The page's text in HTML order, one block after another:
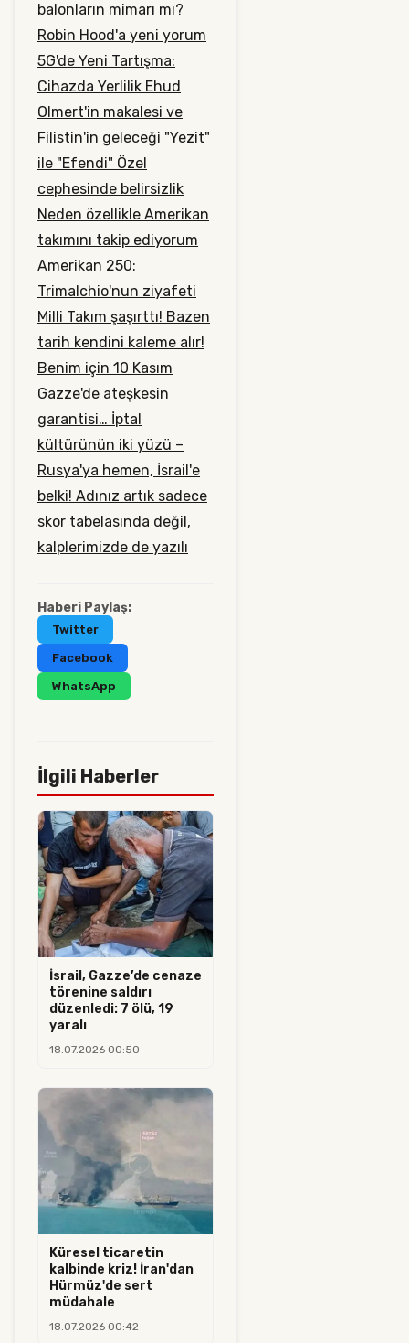
balonların mimarı mı?
Robin Hood'a yeni yorum
5G'de Yeni Tartışma:
Cihazda Yerlilik Ehud
Olmert'in makalesi ve
Filistin'in geleceği "Yezit"
ile "Efendi" Özel
cephesinde belirsizlik
Neden özellikle Amerikan
takımını takip ediyorum
Amerikan 250:
Trimalchio'nun ziyafeti
Milli Takım şaşırttı! Bazen
tarih kendini kaleme alır!
Benim için 10 Kasım
Gazze'de ateşkesin
garantisi… İptal
kültürünün iki yüzü –
Rusya'ya hemen, İsrail'e
belki! Adınız artık sadece
skor tabelasında değil,
kalplerimizde de yazılı
Haberi Paylaş:
Twitter
Facebook
WhatsApp
İlgili Haberler
İsrail, Gazze’de cenaze
törenine saldırı
düzenledi: 7 ölü, 19
yaralı
18.07.2026 00:50
Küresel ticaretin
kalbinde kriz! İran'dan
Hürmüz'de sert
müdahale
18.07.2026 00:42